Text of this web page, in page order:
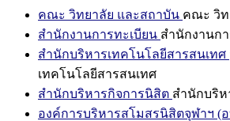
คณะ วิทยาลัย และสถาบัน คณะ วิท
สำนักงานการทะเบียน สำนักงานก
สำนักบริหารเทคโนโลยีสารสนเทศ
เทคโนโลยีสารสนเทศ
สำนักบริหารกิจการนิสิต สำนักบริ
องค์การบริหารสโมสรนิสิตจุฬาฯ (